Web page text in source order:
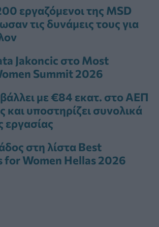
εργαζόμενοι της MSD
τις δυνάμεις τους για
Jakoncic στο Most
Summit 2026
με €84 εκατ. στο ΑΕΠ
και υποστηρίζει συνολικά
εργασίας
στη λίστα Best
for Women Hellas 2026